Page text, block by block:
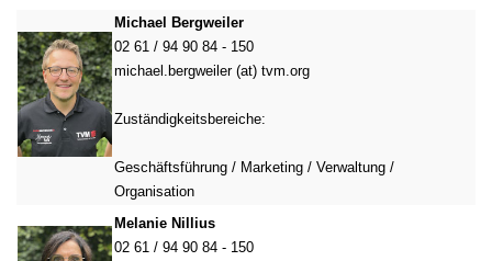
Michael Bergweiler
02 61 / 94 90 84 - 150
michael.bergweiler (at) tvm.org
Zuständigkeitsbereiche:
Geschäftsführung / Marketing / Verwaltung /
Organisation
Melanie Nillius
02 61 / 94 90 84 - 150